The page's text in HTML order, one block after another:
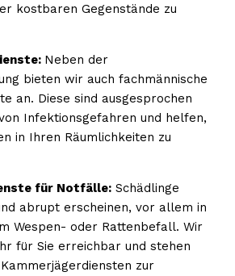
kostbaren Gegenstände zu
Neben der
bieten wir auch fachmännische
an. Diese sind ausgesprochen
Infektionsgefahren und helfen,
in Ihren Räumlichkeiten zu
für Notfälle: Schädlinge
abrupt erscheinen, vor allem in
Wespen- oder Rattenbefall. Wir
für Sie erreichbar und stehen
zur